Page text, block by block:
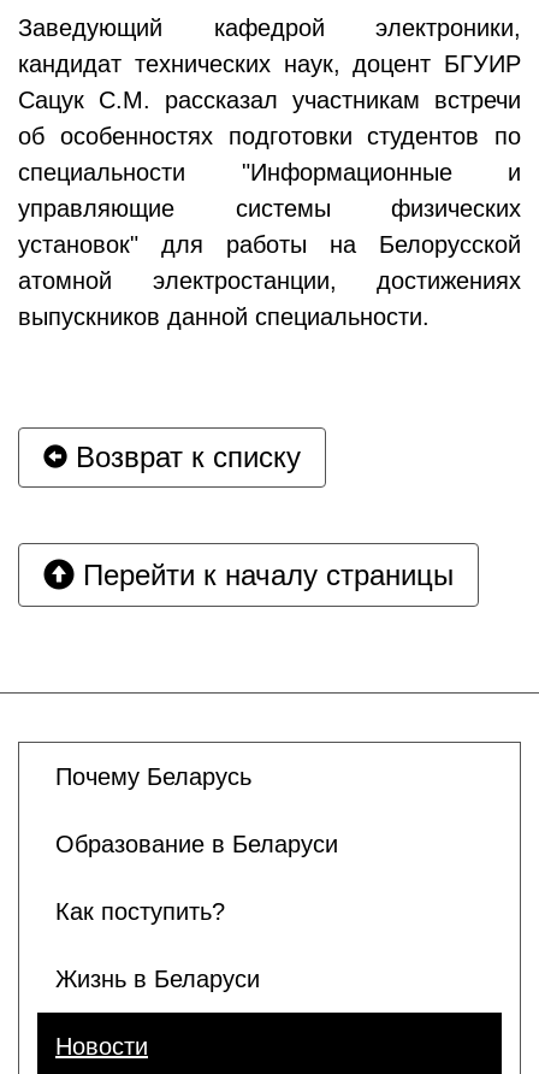
Заведующий кафедрой электроники,
кандидат технических наук, доцент БГУИР
Сацук С.М. рассказал участникам встречи
об особенностях подготовки студентов по
специальности "Информационные и
управляющие системы физических
установок" для работы на Белорусской
атомной электростанции, достижениях
выпускников данной специальности.
Возврат к списку
Перейти к началу страницы
Почему Беларусь
Образование в Беларуси
Как поступить?
Жизнь в Беларуси
Новости